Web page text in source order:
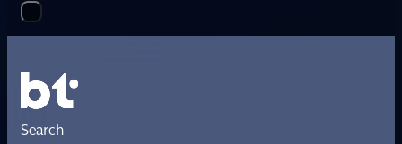
Search